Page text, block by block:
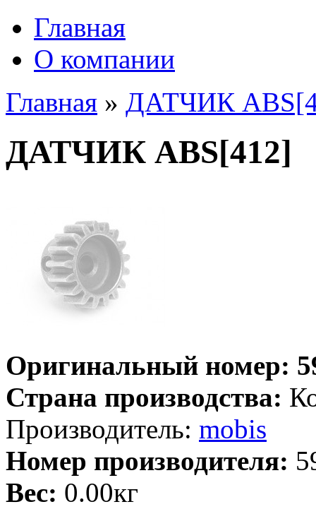
Главная
О компании
Главная » ДАТЧИК
ДАТЧИК ABS[412]
Оригинальный номер:
Страна производства:
Производитель: mobis
Номер производителя:
Вес: 0.00кг